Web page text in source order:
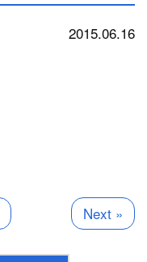
2015.06.16
Next »